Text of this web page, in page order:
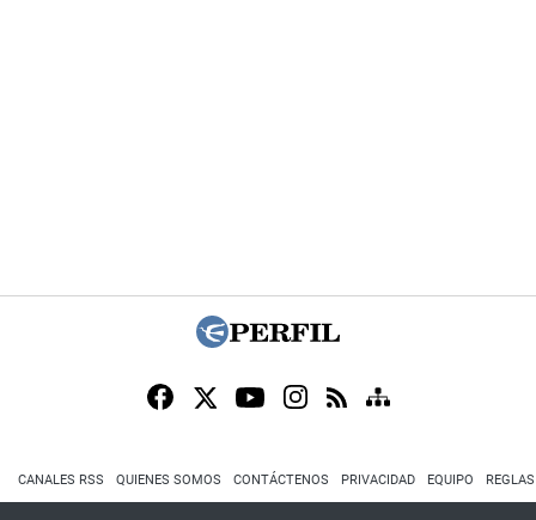
CANALES RSS QUIENES SOMOS CONTÁCTENOS PRIVACIDAD EQUIPO